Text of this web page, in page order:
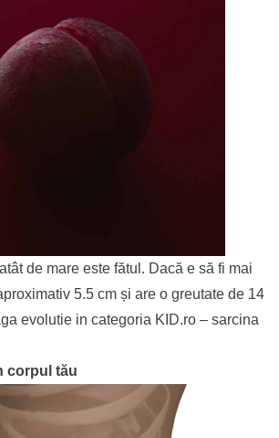
de mare este fătul. Dacă e să fi mai
5.5 cm și are o greutate de 14
evolutie in categoria KID.ro – sarcina
corpul tău